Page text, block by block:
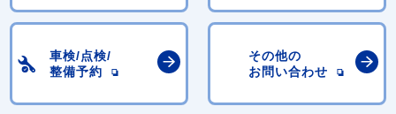
車検/点検/
整備予約
その他の
お問い合わせ